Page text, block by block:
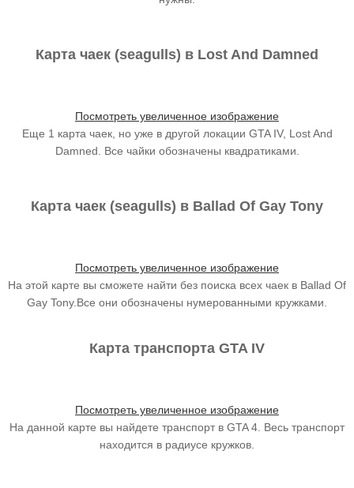
Карта чаек (seagulls) в Lost And Damned
Посмотреть увеличенное изображение
Еще 1 карта чаек, но уже в другой локации GTA IV, Lost And
Damned. Все чайки обозначены квадратиками.
Карта чаек (seagulls) в Ballad Of Gay Tony
Посмотреть увеличенное изображение
На этой карте вы сможете найти без поиска всех чаек в Ballad Of
Gay Tony.Все они обозначены нумерованными кружками.
Карта транспорта GTA IV
Посмотреть увеличенное изображение
На данной карте вы найдете транспорт в GTA 4. Весь транспорт
находится в радиусе кружков.